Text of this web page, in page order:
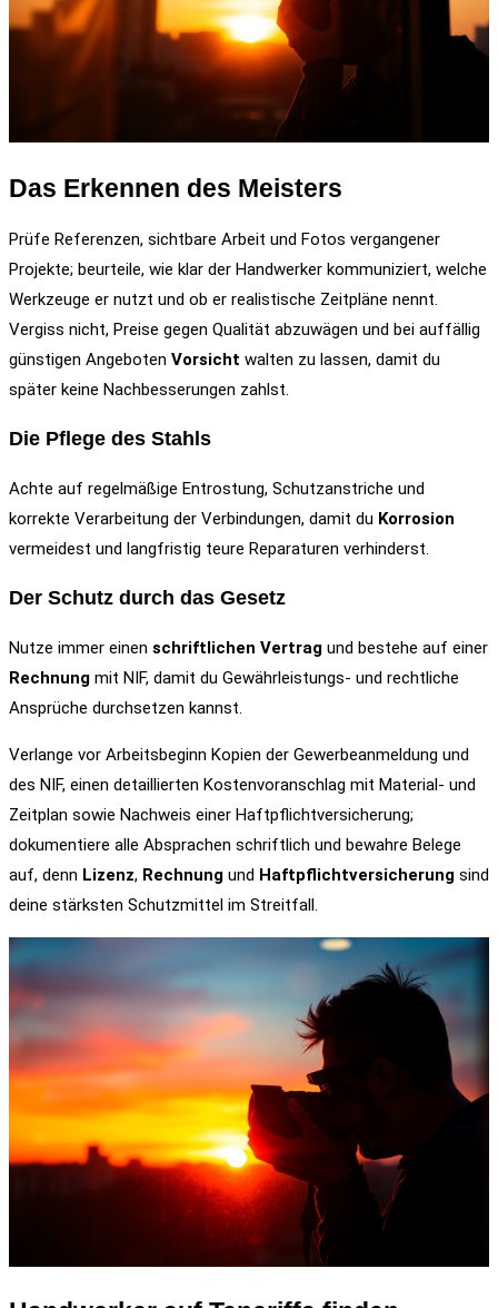
Das Erkennen des Meisters
Prüfe Referenzen, sichtbare Arbeit und Fotos vergangener
Projekte; beurteile, wie klar der Handwerker kommuniziert, welche
Werkzeuge er nutzt und ob er realistische Zeitpläne nennt.
Vergiss nicht, Preise gegen Qualität abzuwägen und bei auffällig
günstigen Angeboten Vorsicht walten zu lassen, damit du
später keine Nachbesserungen zahlst.
Die Pflege des Stahls
Achte auf regelmäßige Entrostung, Schutzanstriche und
korrekte Verarbeitung der Verbindungen, damit du Korrosion
vermeidest und langfristig teure Reparaturen verhinderst.
Der Schutz durch das Gesetz
Nutze immer einen schriftlichen Vertrag und bestehe auf einer
Rechnung mit NIF, damit du Gewährleistungs- und rechtliche
Ansprüche durchsetzen kannst.
Verlange vor Arbeitsbeginn Kopien der Gewerbeanmeldung und
des NIF, einen detaillierten Kostenvoranschlag mit Material- und
Zeitplan sowie Nachweis einer Haftpflichtversicherung;
dokumentiere alle Absprachen schriftlich und bewahre Belege
auf, denn Lizenz, Rechnung und Haftpflichtversicherung sind
deine stärksten Schutzmittel im Streitfall.